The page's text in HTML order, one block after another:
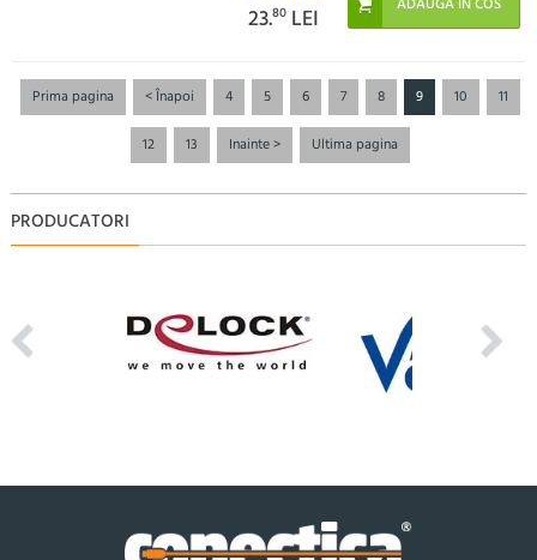
23.80 LEI
Prima pagina < Înapoi 4 5 6 7 8 9 10
11
12
13 Inainte > Ultima pagina
PRODUCATORI